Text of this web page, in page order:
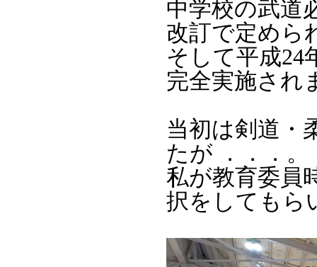
中学校の武道
改訂で定めら
そして平成24
完全実施され
当初は剣道・
たが ．．．。
私が教育委員
択をしてもら